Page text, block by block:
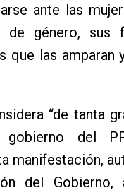
ante las
de género, sus
que las amparan
“de tanta
gobierno del
manifestación,
del